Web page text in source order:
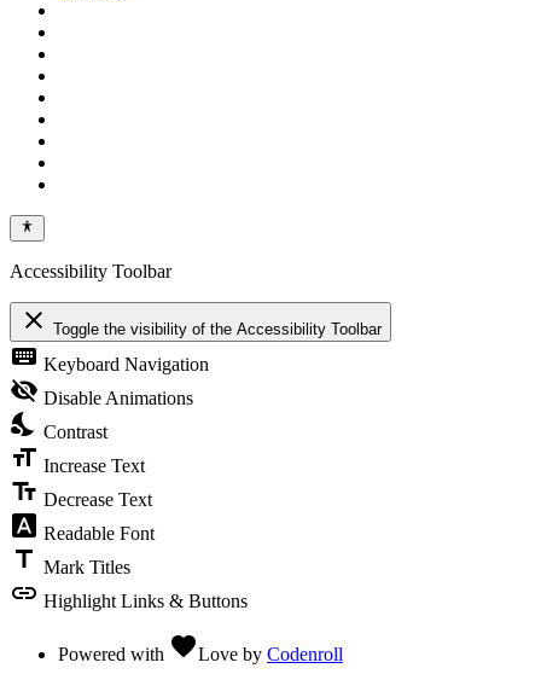
Accessibility Toolbar
close Toggle the visibility of the Accessibility Toolbar
keyboard Keyboard Navigation
visibility_off Disable Animations
nights_stay Contrast
format_size Increase Text
text_fields Decrease Text
font_download Readable Font
title Mark Titles
link Highlight Links & Buttons
Powered with favoriteLove by Codenroll